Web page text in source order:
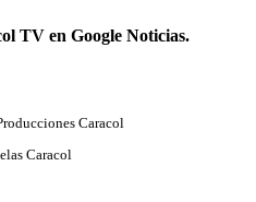
TV en Google Noticias.
Caracol
Caracol